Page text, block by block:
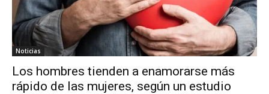
Noticias
Los hombres tienden a enamorarse más
rápido de las mujeres, según un estudio